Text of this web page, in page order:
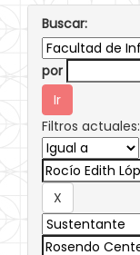
Buscar:
por
Filtros actuales: